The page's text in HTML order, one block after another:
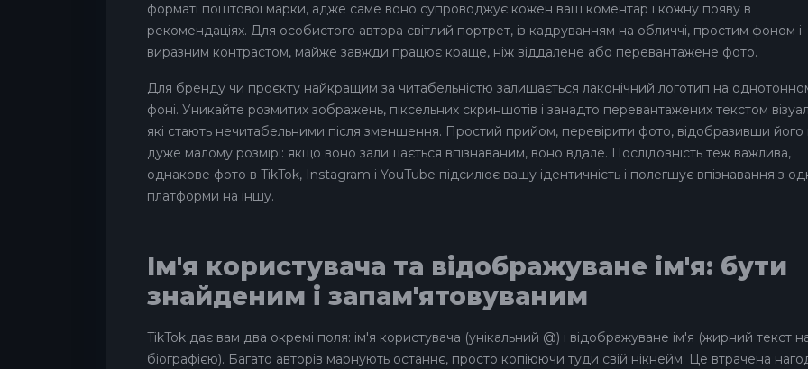
форматі поштової марки, адже саме воно супроводжує кожен ваш коментар і кожну появу в
рекомендаціях. Для особистого автора світлий портрет, із кадруванням на обличчі, простим фоном і
виразним контрастом, майже завжди працює краще, ніж віддалене або перевантажене фото.
Для бренду чи проєкту найкращим за читабельністю залишається лаконічний логотип на
фоні. Уникайте розмитих зображень, піксельних скриншотів і занадто перевантажених текстом
які стають нечитабельними після зменшення. Простий прийом, перевірити фото, відобразивши його
дуже малому розмірі: якщо воно залишається впізнаваним, воно вдале. Послідовність теж важлива,
однакове фото в TikTok, Instagram і YouTube підсилює вашу ідентичність і полегшує впізнавання з
платформи на іншу.
Ім'я користувача та відображуване ім'я: бути
знайденим і запам'ятовуваним
TikTok дає вам два окремі поля: ім'я користувача (унікальний @) і відображуване ім'я (жирний текст
біографією). Багато авторів марнують останнє, просто копіюючи туди свій нікнейм. Це втрачена